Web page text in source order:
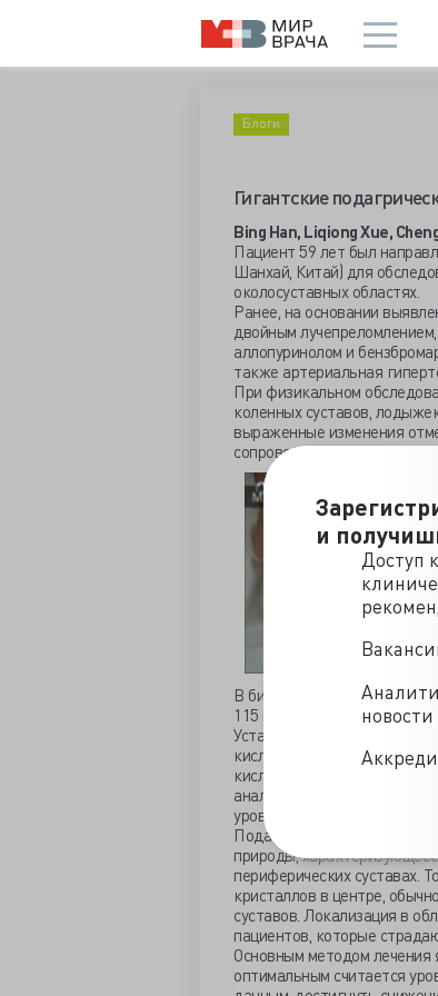
и
Доступ
Блоги
Гигантские
Bing Han, Liqiong Xue,
Пациент 59 лет был
Шанхай, Китай) для
околосуставных областях.
Ранее, на основании
двойным
аллопуринолом и
также артериальная
При физикальном
коленных суставов,
выраженные изменения
сопровождаясь
В биохимическом анализе
115 мкмоль/л), мочевой
Установлен диагноз
кислоты назначена
кислоты снизился до 578
анализов крови, равно как
уровня мочевой кислоты
Подагра представляет
природы,
периферических суставах.
кристаллов в центре,
суставов. Локализация в
пациентов, которые
Основным методом лечения
оптимальным считается